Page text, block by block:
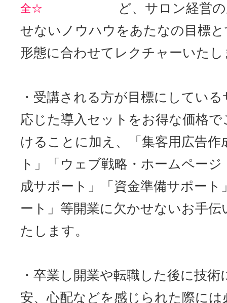
全☆
ど、サロン経営
せないノウハウをあたなの目標
形態に合わせてレクチャーいたし
・受講される方が目標にしてい
応じた導入セットをお得な価格
けることに加え、「集客用広告作
ト」「ウェブ戦略・ホームペー
成サポート」「資金準備サポート
ート」等開業に欠かせないお手
たします。
・卒業し開業や転職した後に技術
安、心配などを感じられた際には